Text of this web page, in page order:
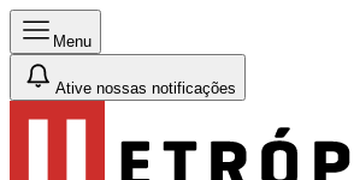
Menu
Ative nossas notificações